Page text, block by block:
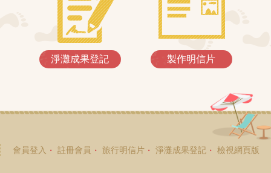
淨灘成果登記 製作明信片
會員登入 註冊會員 旅行明信片 淨灘成果登記 檢視網頁版